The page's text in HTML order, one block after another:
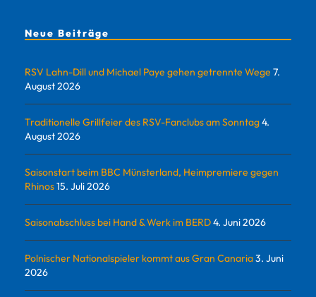
Neue Beiträge
RSV Lahn-Dill und Michael Paye gehen getrennte Wege 7.
August 2026
Traditionelle Grillfeier des RSV-Fanclubs am Sonntag4.
August 2026
Saisonstart beim BBC Münsterland, Heimpremiere gegen
Rhinos15. Juli 2026
Saisonabschluss bei Hand & Werk im BERD4. Juni 2026
Polnischer Nationalspieler kommt aus Gran Canaria3. Juni
2026